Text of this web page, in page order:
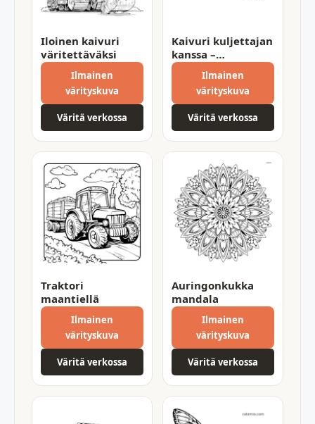
Iloinen kaivuri
väritettäväksi
Ilmainen
värityskuva
Väritä verkossa
Kaivuri kuljettajan
kanssa –
tulostettava
värityssivu
Ilmainen
värityskuva
Väritä verkossa
Traktori
maantiellä
Ilmainen
värityskuva
Väritä verkossa
Auringonkukka
mandala
Ilmainen
värityskuva
Väritä verkossa